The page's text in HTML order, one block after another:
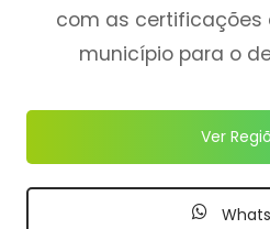
com as certificações
município para o
Ver